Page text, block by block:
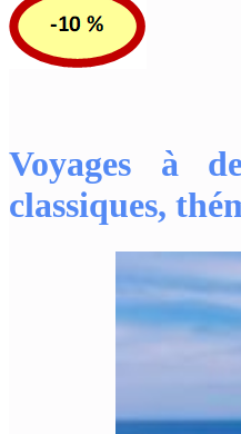
Voyages à
classiques,